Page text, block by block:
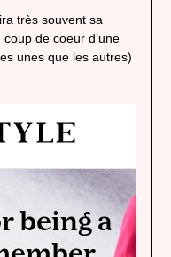
très souvent sa
de coeur d’une
unes que les autres)